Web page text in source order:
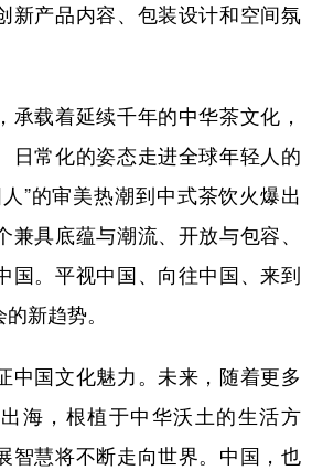
新产品内容、包装设计和空间氛
载着延续千年的中华茶文化，
日常化的姿态走进全球年轻人的
”的审美热潮到中式茶饮火爆出
兼具底蕴与潮流、开放与包容、
国。平视中国、向往中国、来到
新趋势。
国文化魅力。未来，随着更多
海，根植于中华沃土的生活方
智慧将不断走向世界。中国，也